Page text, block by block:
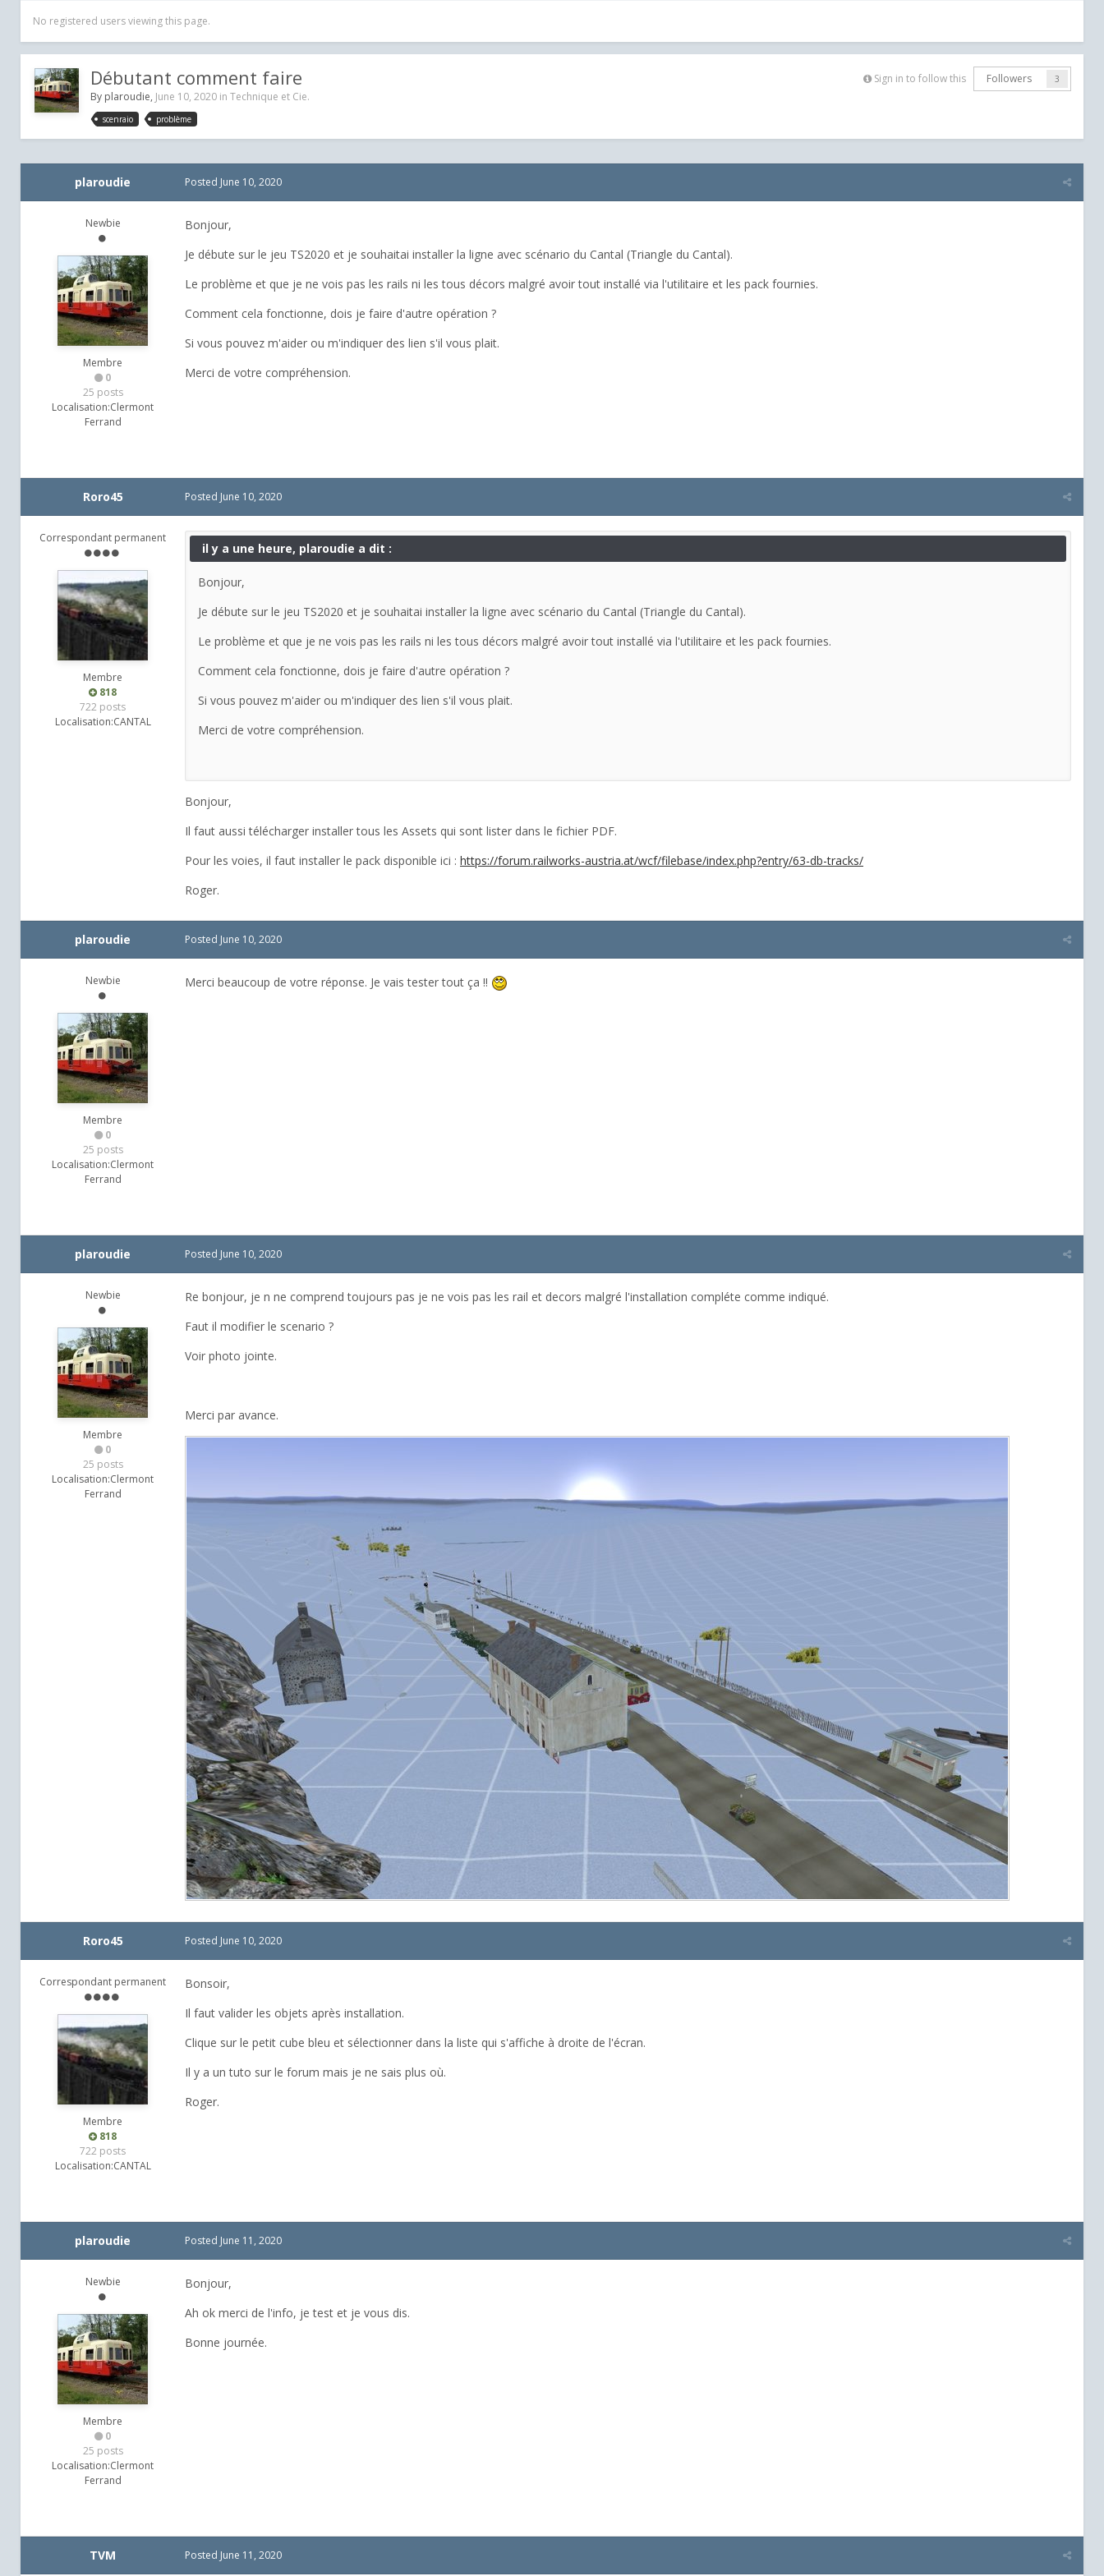
No registered users viewing this page.
Sign in to follow this Followers 3
Débutant comment faire
By plaroudie, June 10, 2020 in Technique et Cie.
scenraio problème
plaroudie
Newbie
Membre
0
25 posts
Localisation:Clermont
Ferrand
Posted June 10, 2020
Bonjour,
Je débute sur le jeu TS2020 et je souhaitai installer la ligne avec scénario du Cantal (Triangle du Cantal).
Le problème et que je ne vois pas les rails ni les tous décors malgré avoir tout installé via l'utilitaire et les pack fournies.
Comment cela fonctionne, dois je faire d'autre opération ?
Si vous pouvez m'aider ou m'indiquer des lien s'il vous plait.
Merci de votre compréhension.
Roro45
Correspondant permanent
Membre
818
722 posts
Localisation:CANTAL
Posted June 10, 2020
il y a une heure, plaroudie a dit :
Bonjour,
Je débute sur le jeu TS2020 et je souhaitai installer la ligne avec scénario du Cantal (Triangle du Cantal).
Le problème et que je ne vois pas les rails ni les tous décors malgré avoir tout installé via l'utilitaire et les pack fournies.
Comment cela fonctionne, dois je faire d'autre opération ?
Si vous pouvez m'aider ou m'indiquer des lien s'il vous plait.
Merci de votre compréhension.
Bonjour,
Il faut aussi télécharger installer tous les Assets qui sont lister dans le fichier PDF.
Pour les voies, il faut installer le pack disponible ici : https://forum.railworks-austria.at/wcf/filebase/index.php?entry/63-db-tracks/
Roger.
plaroudie
Newbie
Membre
0
25 posts
Localisation:Clermont
Ferrand
Posted June 10, 2020
Merci beaucoup de votre réponse. Je vais tester tout ça !!
plaroudie
Newbie
Membre
0
25 posts
Localisation:Clermont
Ferrand
Posted June 10, 2020
Re bonjour, je n ne comprend toujours pas je ne vois pas les rail et decors malgré l'installation compléte comme indiqué.
Faut il modifier le scenario ?
Voir photo jointe.
Merci par avance.
Roro45
Correspondant permanent
Membre
818
722 posts
Localisation:CANTAL
Posted June 10, 2020
Bonsoir,
Il faut valider les objets après installation.
Clique sur le petit cube bleu et sélectionner dans la liste qui s'affiche à droite de l'écran.
Il y a un tuto sur le forum mais je ne sais plus où.
Roger.
plaroudie
Newbie
Membre
0
25 posts
Localisation:Clermont
Ferrand
Posted June 11, 2020
Bonjour,
Ah ok merci de l'info, je test et je vous dis.
Bonne journée.
TVM Posted June 11, 2020